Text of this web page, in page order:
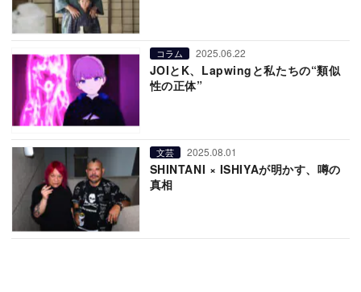
コラム 2025.06.22
JOIとK、Lapwingと私たちの“類似
性の正体”
文芸 2025.08.01
SHINTANI × ISHIYAが明かす、噂の
真相